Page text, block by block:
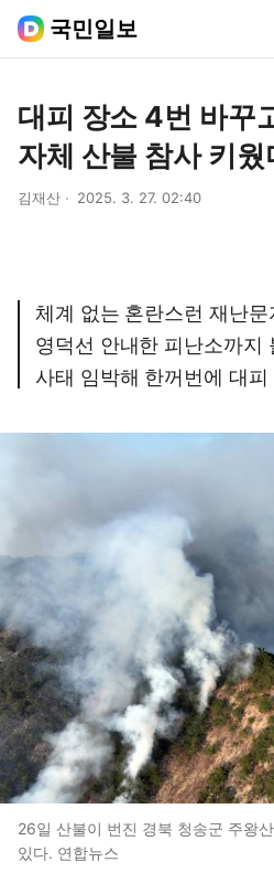
국민일보
대피 장소 4번 바꾸
자체 산불 참사 키웠
김재산 2025. 3. 27. 02:40
체계 없는 혼란스런 재난문
영덕선 안내한 피난소까지
사태 임박해 한꺼번에 대피
26일 산불이 번진 경북 청송군 주왕
있다. 연합뉴스